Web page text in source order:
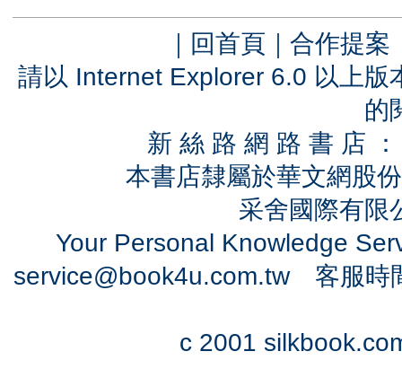
｜ 回首頁 ｜ 合作提案
請以 Internet Explorer 6.0 以上
的
新 絲 路 網 路 書 店
本書店隸屬於華文網股
采舍國際有
Your Personal Knowledge
service@book4u.com.tw客服時
c 2001